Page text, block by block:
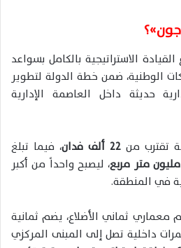
الاستراتيجية بالكامل بسواعد
الوطنية، ضمن خطة الدولة لتطوير
حديثة داخل العاصمة الإدارية
تقترب من 22 ألف فدان
، فيما تبلغ
، ليصبح واحداً من أكبر
في المنطقة.
معماري ثماني الأضلاع، يضم ثمانية
داخلية تصل إلى المبنى المركزي